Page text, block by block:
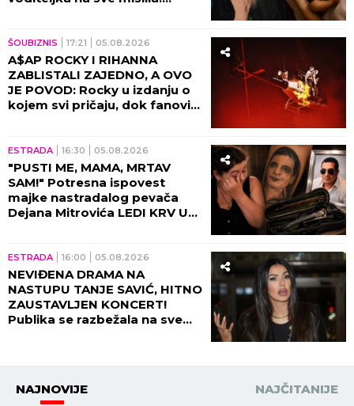
ŠOUBIZNIS 17:21 05.08.2026
A$AP ROCKY I RIHANNA
ZABLISTALI ZAJEDNO, A OVO
JE POVOD: Rocky u izdanju o
kojem svi pričaju, dok fanovi
Beogradskoj Areni!
ESTRADA 16:30 05.08.2026
"PUSTI ME, MAMA, MRTAV
SAM!" Potresna ispovest
majke nastradalog pevača
Dejana Mitrovića LEDI KRV U
ESTRADA 16:00 05.08.2026
NEVIĐENA DRAMA NA
NASTUPU TANJE SAVIĆ, HITNO
ZAUSTAVLJEN KONCERT!
Publika se razbežala na sve
NAJNOVIJE NAJČITANIJE